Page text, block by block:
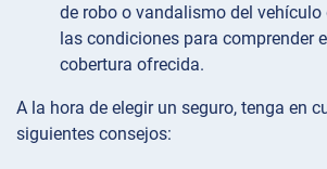
de robo o vandalismo del vehículo
las condiciones para comprender
cobertura ofrecida.
A la hora de elegir un seguro, tenga en
siguientes consejos: